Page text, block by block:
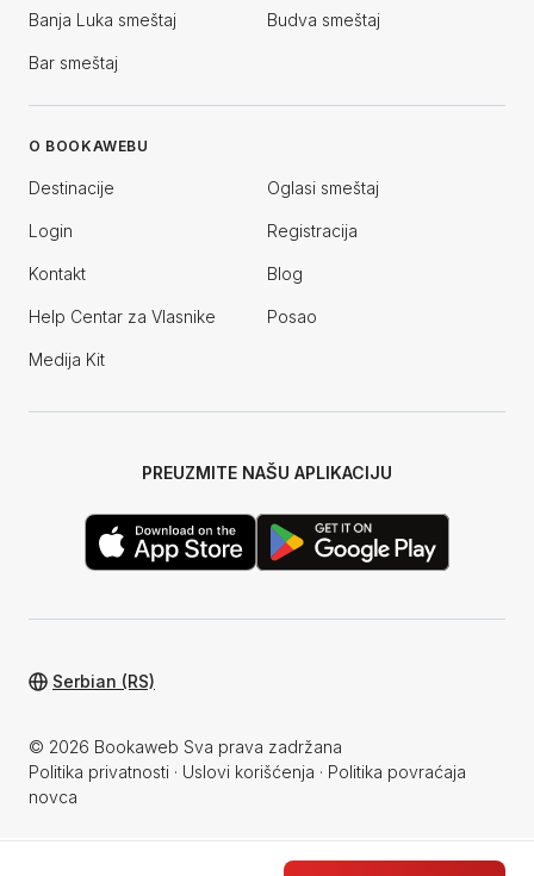
Banja Luka smeštaj Budva smeštaj
Bar smeštaj
O BOOKAWEBU
Destinacije Oglasi smeštaj
Login Registracija
Kontakt Blog
Help Centar za Vlasnike Posao
Medija Kit
PREUZMITE NAŠU APLIKACIJU
© 2026 Bookaweb Sva prava zadržana
Politika privatnosti · Uslovi korišćenja · Politika povraćaja
novca
Serbian (RS)